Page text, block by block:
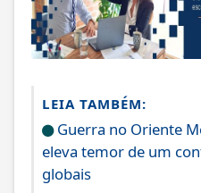
LEIA TAMBÉM:
Guerra no Oriente
eleva temor de um
globais